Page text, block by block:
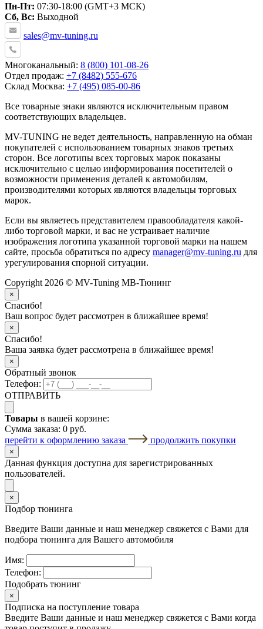
Пн-Пт: 07:30-18:00 (GMT+3 МСК)
Сб, Вс: Выходной
sales@mv-tuning.ru
Многоканальный: 8 (800) 101-08-26
Отдел продаж: +7 (8482) 555-676
Склад Москва: +7 (495) 085-00-86
Все товарные знаки являются исключительным правом
соответствующих владельцев.
MV-TUNING не ведет деятельность, направленную на обман
покупателей с использованием товарных знаков третьих
сторон. Все логотипы всех торговых марок показаны
исключительно с целью информирования посетителей о
возможности применения деталей к автомобилям,
производителями которых являются владельцы торговых
марок.
Если вы являетесь представителем правообладателя какой-
либо торговой марки, и вас не устраивает наличие
изображения логотипа указанной торговой марки на нашем
сайте, просьба обратиться по адресу manager@mv-tuning.ru для
урегулирования спорной ситуации.
Copyright 2026 © MV-Tuning МВ-Тюнинг
×
Спасибо!
Ваш вопрос будет рассмотрен в ближайшее время!
×
Спасибо!
Ваша заявка будет рассмотрена в ближайшее время!
×
Обратный звонок
Телефон:
ОТПРАВИТЬ
Товары в вашей корзине:
Сумма заказа: 0 руб.
перейти к оформлению заказа
продолжить покупки
×
Данная функция доступна для зарегистрированных
пользователей.
×
Подбор тюнинга
Введите Ваши данные и наш менеджер свяжется с Вами для
подбора тюнинга для Вашего автомобиля
Имя:
Телефон:
Подобрать тюнинг
×
Подписка на поступление товара
Введите Ваши данные и наш менеджер свяжется с Вами когда